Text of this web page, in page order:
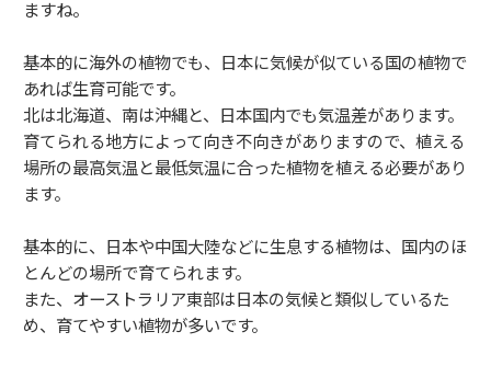
ますね。
基本的に海外の植物でも、日本に気候が似ている国の植物で
あれば生育可能です。
北は北海道、南は沖縄と、日本国内でも気温差があります。
育てられる地方によって向き不向きがありますので、植える
場所の最高気温と最低気温に合った植物を植える必要があり
ます。
基本的に、日本や中国大陸などに生息する植物は、国内のほ
とんどの場所で育てられます。
また、オーストラリア東部は日本の気候と類似しているた
め、育てやすい植物が多いです。